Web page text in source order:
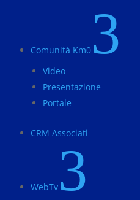
Comunità Km0 3
Video
Presentazione
Portale
CRM Associati
WebTv 3